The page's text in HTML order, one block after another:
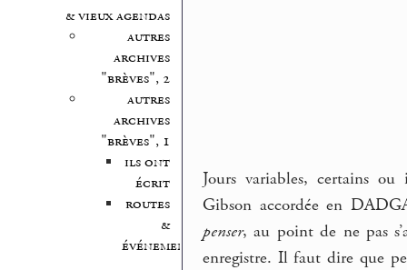
& vieux agendas
autres
archives
"brèves", 2
autres
archives
"brèves", 1
ils ont
écrit
routes
&
événements
Jours variables, certains
Gibson accordée en
penser, au point de ne pas
enregistre. Il faut dire que